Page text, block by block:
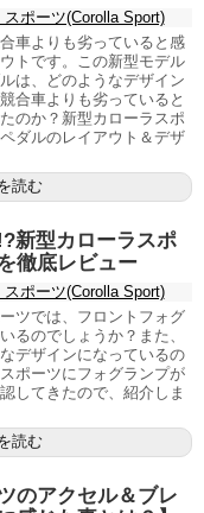
スポーツ(Corolla Sport)
車よりも劣っていると感
トです。この新型モデル
は、どのようなデザイン
合車よりも劣っていると
のか？新型カローラスポ
ダルのレイアウト＆デザ
読む
新型カローラスポ
徹底レビュー
スポーツ(Corolla Sport)
ツでは、フロントフォグ
るのでしょうか？また、
デザインになっているの
ポーツにフォグランプが
してきたので、紹介しま
読む
のアクセル＆ブレ